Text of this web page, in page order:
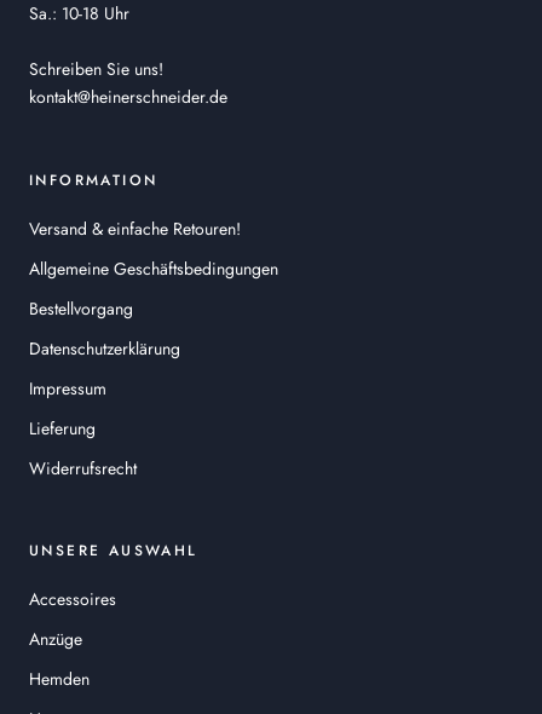
Sa.: 10-18 Uhr
Schreiben Sie uns!
kontakt@heinerschneider.de
INFORMATION
Versand & einfache Retouren!
Allgemeine Geschäftsbedingungen
Bestellvorgang
Datenschutzerklärung
Impressum
Lieferung
Widerrufsrecht
UNSERE AUSWAHL
Accessoires
Anzüge
Hemden